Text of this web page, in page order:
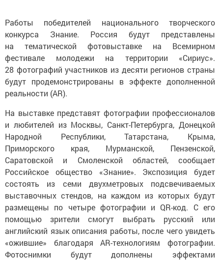
Работы победителей национального творческого
конкурса Знание. Россия будут представлены
на тематической фотовыставке на Всемирном
фестивале молодежи на территории «Сириус».
28 фотографий участников из десяти регионов страны
будут продемонстрированы в эффекте дополненной
реальности (AR).
На выставке представят фотографии профессионалов
и любителей из Москвы, Санкт-Петербурга, Донецкой
Народной Республики, Татарстана, Крыма,
Приморского края, Мурманской, Пензенской,
Саратовской и Смоленской областей, сообщает
Российское общество «Знание». Экспозиция будет
состоять из семи двухметровых подсвечиваемых
выставочных стендов, на каждом из которых будут
размещены по четыре фотографии и QR-код. С его
помощью зрители смогут выбрать русский или
английский язык описания работы, после чего увидеть
«ожившие» благодаря AR-технологиям фотографии.
Фотоснимки будут дополнены эффектами